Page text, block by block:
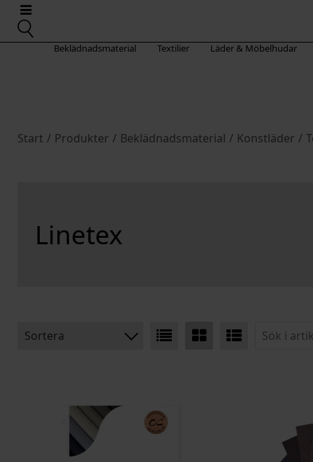
Beklädnadsmaterial Textilier Läder & Möbelhudar
Start / Produkter / Beklädnadsmaterial / Konstläder /
Linetex
Sortera
ARTIKELKOD: